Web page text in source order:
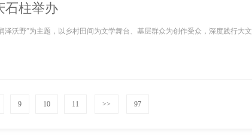
石柱举办
泽沃野”为主题，以乡村田间为文学舞台、基层群众为创作受众，深度践行大文
9 10 11 >> 97